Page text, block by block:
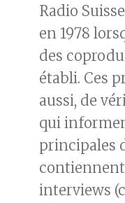
Radio
en 1978
des
établi. Ces
aussi, de
qui
principales
interviews